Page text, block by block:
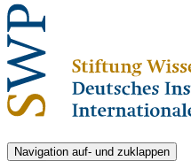
Navigation auf- und zuklappen